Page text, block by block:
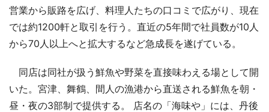
営業から販路を広げ、料理人たちの口コミで広がり、現在
では約1200軒と取引を行う。直近の5年間で社員数が10人
から70人以上へと拡大するなど急成長を遂げている。
同店は同社が扱う鮮魚や野菜を直接味わえる場として開
いた。宮津、舞鶴、間人の漁港から直送される鮮魚を朝・
昼・夜の3部制で提供する。 店名の「海味や」には、丹後